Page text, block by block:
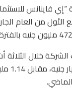
فاينانس
الشركة خلال